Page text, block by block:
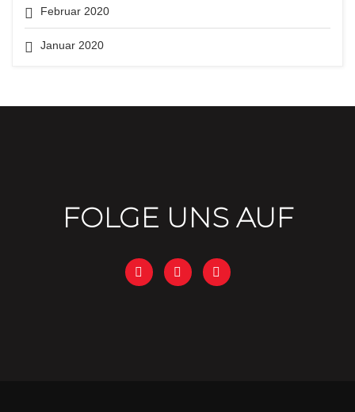
Februar 2020
Januar 2020
FOLGE UNS AUF